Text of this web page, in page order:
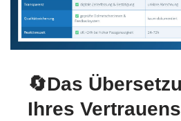
🔄Das
Ihres